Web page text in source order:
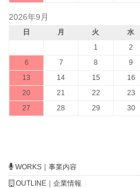
2026年9月
日 月 火 水
1
2
6
7 8 9
13
14 15 16
20
21 22 23
27
28 29 30
WORKS｜事業内容
OUTLINE｜企業情報